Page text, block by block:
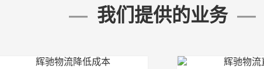
我们提供的业务